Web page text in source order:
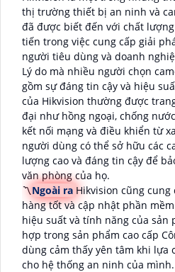
thị trường thiết bị an ninh và
đã được biết đến với chất
tiến trong việc cung cấp giải
người tiêu dùng và doanh
Lý do mà nhiều người chọn
gồm sự đáng tin cậy và hiệu
của Hikvision thường được
đại như hồng ngoại, chống
kết nối mạng và điều khiển từ
người dùng có thể sở hữu các
lượng cao và đáng tin cậy để
văn phòng của họ.
〽Ngoài ra Hikvision cũng
hàng tốt và cập nhật phần
hiệu suất và tính năng của sản
hợp trong sản phẩm cao cấp
dùng cảm thấy yên tâm khi lựa
cho hệ thống an ninh của mình.